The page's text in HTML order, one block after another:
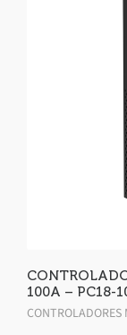
100A – PC18-
CONTROLADORES